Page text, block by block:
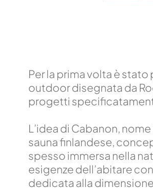
Per la prima volta è
outdoor disegnata da
progetti
L’idea di Cabanon,
sauna finlandese,
spesso immersa nella
esigenze dell’abitare
dedicata alla